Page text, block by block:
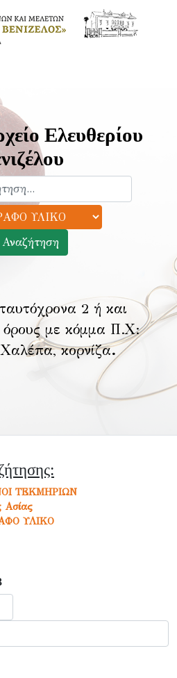
Ελευθερίου
Αναζήτηση
2 ή και
όρους με κόμμα Π.Χ:
Χαλέπα, κορνίζα.
ΤΕΚΜΗΡΙΩΝ
Ασίας
ΥΛΙΚΟ